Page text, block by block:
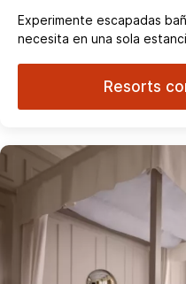
Experimente escapadas
necesita en una sola
Resorts